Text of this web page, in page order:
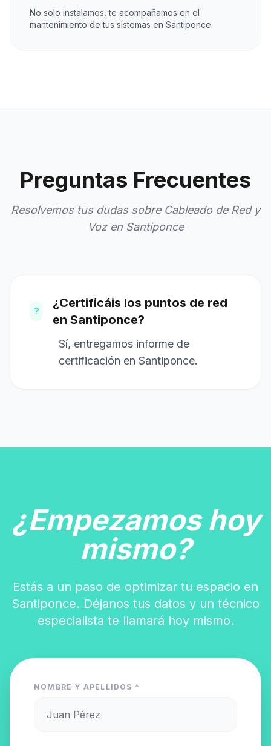
No solo instalamos, te acompañamos en el
mantenimiento de tus sistemas en Santiponce.
Preguntas Frecuentes
Resolvemos tus dudas sobre Cableado de Red y
Voz en Santiponce
?
¿Certificáis los puntos de red
en Santiponce?
Sí, entregamos informe de
certificación en Santiponce.
¿Empezamos hoy
mismo?
Estás a un paso de optimizar tu espacio en
Santiponce. Déjanos tus datos y un técnico
especialista te llamará hoy mismo.
NOMBRE Y APELLIDOS *